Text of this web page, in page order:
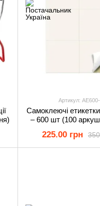
Артикул:
Самоклеючі
– 600 шт (100
225.00 грн